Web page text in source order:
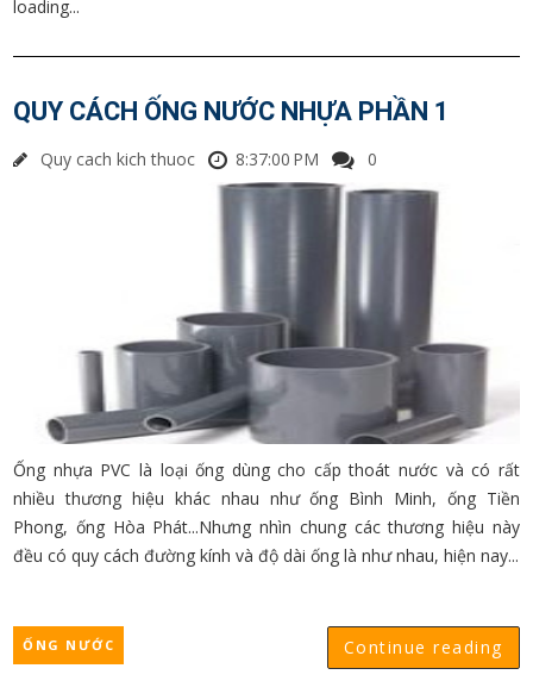
loading...
QUY CÁCH ỐNG NƯỚC NHỰA PHẦN 1
Quy cach kich thuoc 8:37:00 PM 0
Ống nhựa PVC là loại ống dùng cho cấp thoát nước và có rất
nhiều thương hiệu khác nhau như ống Bình Minh, ống Tiền
Phong, ống Hòa Phát...Nhưng nhìn chung các thương hiệu này
đều có quy cách đường kính và độ dài ống là như nhau, hiện nay...
Continue reading
ỐNG NƯỚC